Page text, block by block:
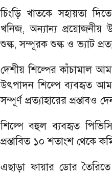
চিংড়ি খাতকে সহায়তা
খনিজ, অন্যান্য প্রয়োজনীয়
শুল্ক, সম্পূরক শুল্ক ও ভ্যাট
দেশীয় শিল্পের কাঁচামাল
উৎপাদন শিল্পে ব্যবহৃত
সম্পূর্ণ প্রত্যাহারের প্রস্তাবও
শিল্পে বহুল ব্যবহৃত
প্রস্তাবিত ১০ শতাংশ থেকে
এছাড়া ফায়ার ডোর